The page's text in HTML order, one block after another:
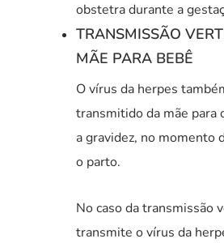
obstetra durante a
TRANSMISSÃO
MÃE PARA BEBÊ
O vírus da herpes
transmitido da mãe para
a gravidez, no momento
o parto.
No caso da transmissão
transmite o vírus da